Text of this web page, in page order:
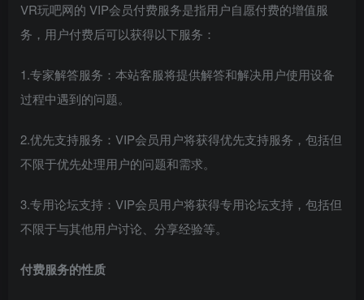
VR玩吧网的 VIP会员付费服务是指用户自愿付费的增值服
务，用户付费后可以获得以下服务：
1.专家解答服务：本站客服将提供解答和解决用户使用设备
过程中遇到的问题。
2.优先支持服务：VIP会员用户将获得优先支持服务，包括但
不限于优先处理用户的问题和需求。
3.专用论坛支持：VIP会员用户将获得专用论坛支持，包括但
不限于与其他用户讨论、分享经验等。
付费服务的性质